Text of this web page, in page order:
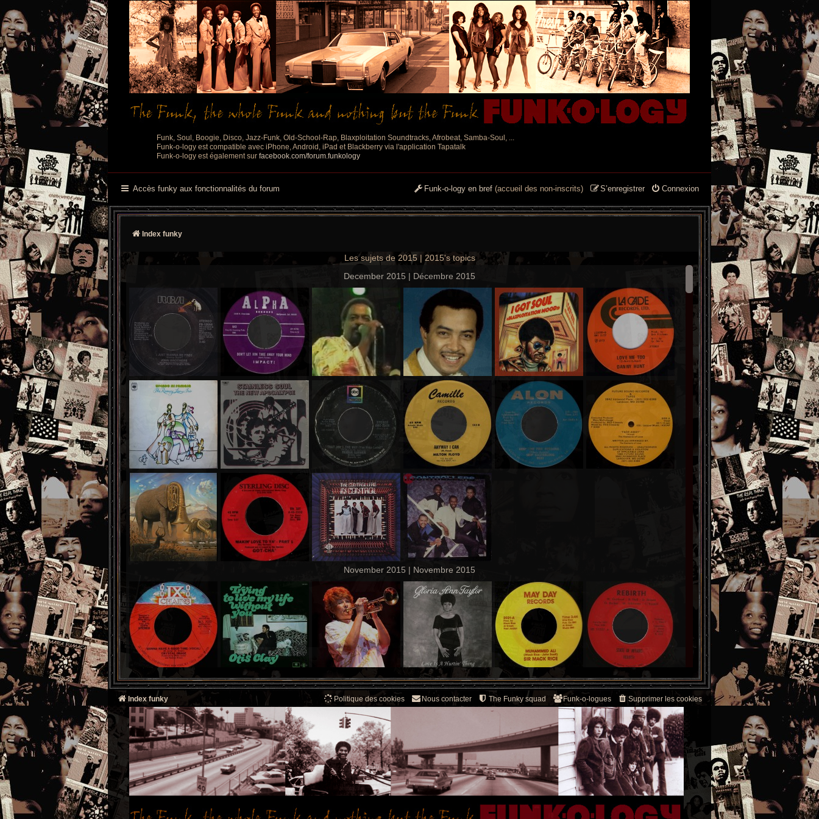
Funk, Soul, Boogie, Disco, Jazz-Funk, Old-School-Rap, Blaxploitation Soundtracks, Afrobeat, Samba-Soul, ...
Funk-o-logy est compatible avec iPhone, Android, iPad et Blackberry via l'application Tapatalk
Funk-o-logy est également sur facebook.com/forum.funkology
Accès funky aux fonctionnalités du forum Connexion
S’enregistrer
Funk-o-logy en bref (accueil des non-inscrits)
Index funky
Les sujets de 2015 | 2015's topics
December 2015 | Décembre 2015
November 2015 | Novembre 2015
Index funky Supprimer les cookies
Funk-o-logues
The Funky squad
Nous contacter
Politique des cookies